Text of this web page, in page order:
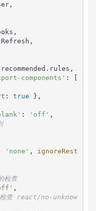
,
recommended . rules ,
components' : [
: true },
: 'off' ,
'none' , ignoreRest
检查
,
检查 react/no-unknow